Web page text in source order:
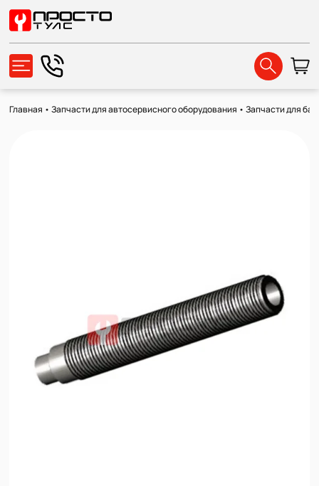
Главная •Запчасти для автосервисного оборудования •Запчасти для